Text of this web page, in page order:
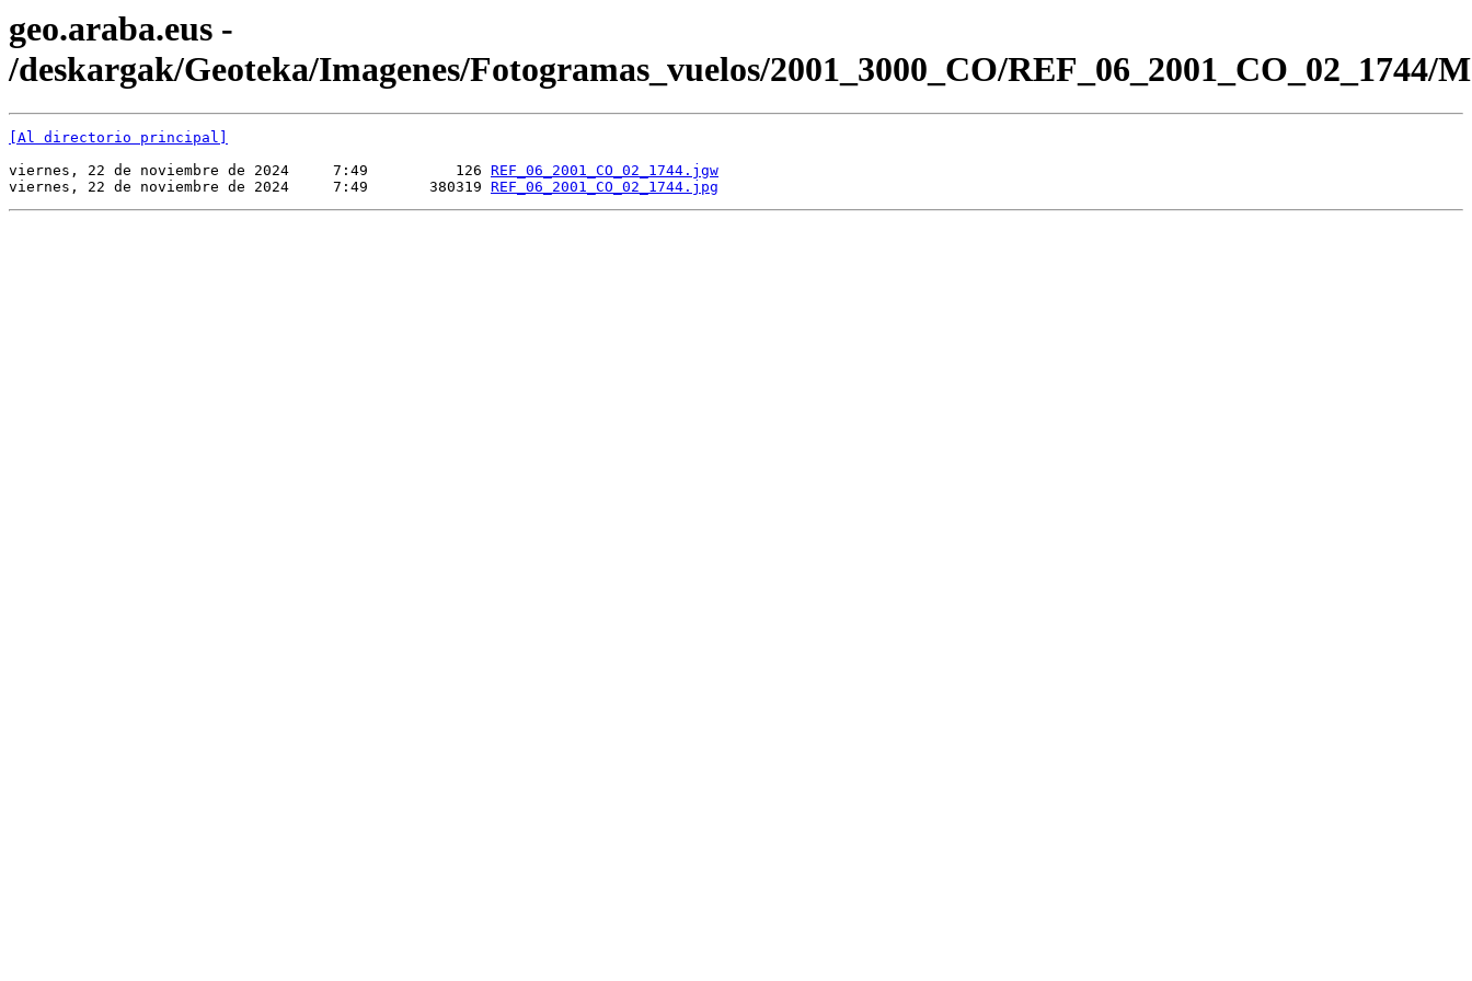
geo.araba.eus -
/deskargak/Geoteka/Imagenes/Fotogramas_vuelos/2001_3000_CO/
[Al directorio principal]
viernes, 22 de noviembre de 2024     7:49          126 REF_06_2001_CO_02_1744.jgw
viernes, 22 de noviembre de 2024     7:49       380319 REF_06_2001_CO_02_1744.jpg